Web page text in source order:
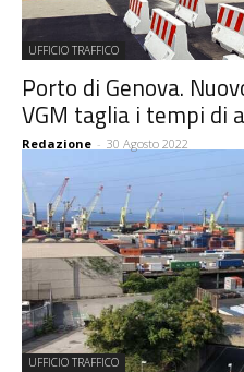
UFFICIO TRAFFICO
Porto di Genova.
VGM taglia i tempi di
Redazione - 30 Agosto 2022
UFFICIO TRAFFICO